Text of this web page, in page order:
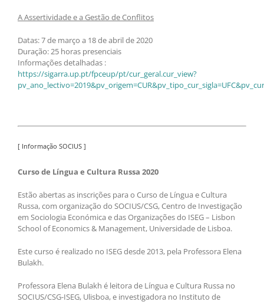
A Assertividade e a Gestão de Conflitos
Datas: 7 de março a 18 de abril de 2020
Duração: 25 horas presenciais
Informações detalhadas :
https://sigarra.up.pt/fpceup/pt/cur_geral.cur_view?
[ Informação SOCIUS ]
Curso de Língua e Cultura Russa 2020
Estão abertas as inscrições para o Curso de Língua e Cultura
Russa, com organização do SOCIUS/CSG, Centro de Investigação
em Sociologia Económica e das Organizações do ISEG – Lisbon
School of Economics & Management, Universidade de Lisboa.
Este curso é realizado no ISEG desde 2013, pela Professora Elena
Bulakh.
Professora Elena Bulakh é leitora de Língua e Cultura Russa no
SOCIUS/CSG-ISEG, Ulisboa, e investigadora no Instituto de